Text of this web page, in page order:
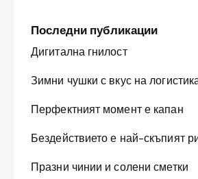
Последни публикации
Дигитална гнилост
Зимни чушки с вкус на
Перфектният момент е капан
Бездействието е най-скъпият
Празни чинии и солени сметки